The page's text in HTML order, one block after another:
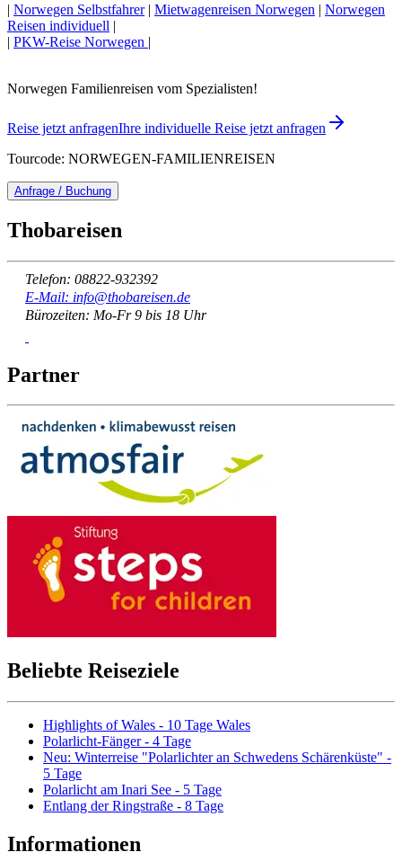
| Norwegen Selbstfahrer| Mietwagenreisen Norwegen | Norwegen
Reisen individuell |
| PKW-Reise Norwegen |
Norwegen Familienreisen vom Spezialisten!
Reise jetzt anfragenIhre individuelle Reise jetzt anfragen
Tourcode: NORWEGEN-FAMILIENREISEN
Anfrage / Buchung
Thobareisen
Telefon: 08822-932392
E-Mail: info@thobareisen.de
Bürozeiten: Mo-Fr 9 bis 18 Uhr
Partner
Beliebte Reiseziele
Highlights of Wales - 10 Tage Wales
Polarlicht-Fänger - 4 Tage
Neu: Winterreise "Polarlichter an Schwedens Schärenküste" -
5 Tage
Polarlicht am Inari See - 5 Tage
Entlang der Ringstraße - 8 Tage
Informationen